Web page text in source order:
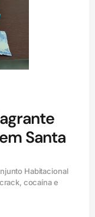
Santa
Habitacional
cocaína e